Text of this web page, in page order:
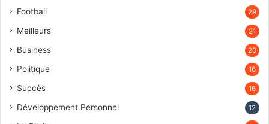
Football 29
Meilleurs 21
Business 20
Politique 16
Succès 16
Développement Personnel 12